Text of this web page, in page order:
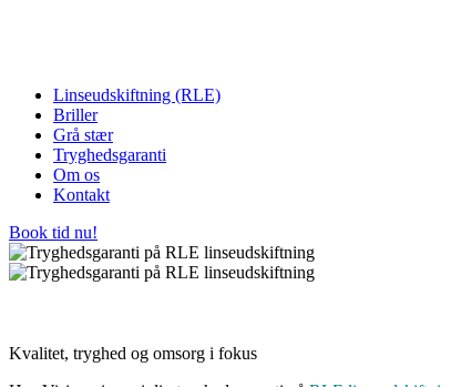
Linseudskiftning (RLE)
Briller
Grå stær
Tryghedsgaranti
Om os
Kontakt
Book tid nu!
Kvalitet, tryghed og omsorg i fokus